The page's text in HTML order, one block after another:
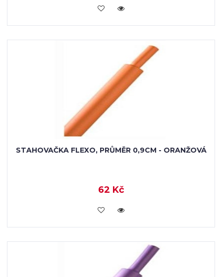
VLOŽIT DO KOŠÍKU
STAHOVAČKA FLEXO, PRŮMĚR 0,9CM - ORANŽOVÁ
62 Kč
VLOŽIT DO KOŠÍKU